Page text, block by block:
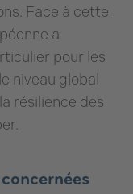
Face à cette
a
pour les
niveau global
résilience des